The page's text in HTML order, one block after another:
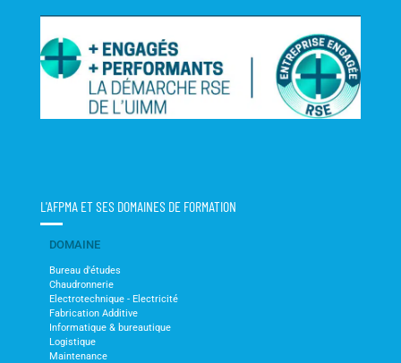
L'AFPMA ET SES DOMAINES DE FORMATION
DOMAINE
Bureau d'études
Chaudronnerie
Electrotechnique - Electricité
Fabrication Additive
Informatique & bureautique
Logistique
Maintenance